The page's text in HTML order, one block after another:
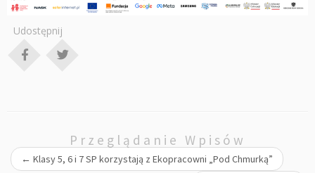
Udostępnij
Przeglądanie Wpisów
← Klasy 5, 6 i 7 SP korzystają z Ekopracowni „Pod Chmurką”